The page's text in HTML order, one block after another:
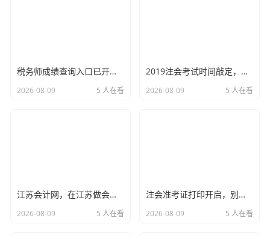
官方网站查询（最传统但最全面）
操作细节：这里通常需要输入发票代码、发票号码、日
查不出来。
税务师成绩查询入口已开启，这一刻的紧张与释怀，聊聊税务师证书的含金量与职业进阶
2026-08-09 5 人在看
2019注会考试时间敲定，别让焦虑毁了你的通关梦，这份备考攻略请收好
2026-08-09 5 人在看
江苏会计网，在江苏做会计，为什么这个网站是你职业生涯中不可或缺的老伙计？
2026-08-09 5 人在看
注会准考证打印开启，别让这张纸，成为你注会路上的拦路虎
2026-08-09 5 人在看